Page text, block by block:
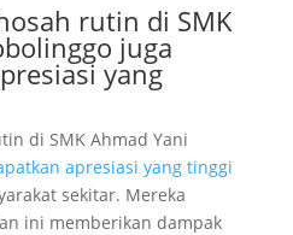
rutin di SMK
juga
yang
di SMK Ahmad Yani
apresiasi yang tinggi
sekitar. Mereka
ini memberikan dampak